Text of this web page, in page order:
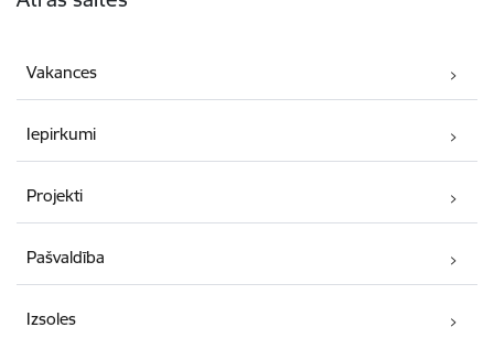
Vakances
Iepirkumi
Projekti
Pašvaldība
Izsoles